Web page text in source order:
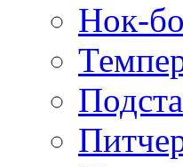
Нок-